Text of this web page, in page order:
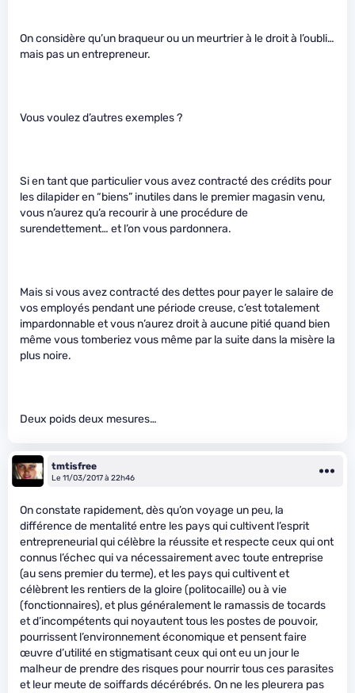
On considère qu’un braqueur ou un meurtrier à le droit à l’oubli…
mais pas un entrepreneur.
Vous voulez d’autres exemples ?
Si en tant que particulier vous avez contracté des crédits pour
les dilapider en “biens” inutiles dans le premier magasin venu,
vous n’aurez qu’a recourir à une procédure de
surendettement… et l’on vous pardonnera.
Mais si vous avez contracté des dettes pour payer le salaire de
vos employés pendant une période creuse, c’est totalement
impardonnable et vous n’aurez droit à aucune pitié quand bien
même vous tomberiez vous même par la suite dans la misère la
plus noire.
Deux poids deux mesures…
tmtisfree
Le 11/03/2017 à 22h46
On constate rapidement, dès qu’on voyage un peu, la
différence de mentalité entre les pays qui cultivent l’esprit
entrepreneurial qui célèbre la réussite et respecte ceux qui ont
connus l’échec qui va nécessairement avec toute entreprise
(au sens premier du terme), et les pays qui cultivent et
célèbrent les rentiers de la gloire (politocaille) ou à vie
(fonctionnaires), et plus généralement le ramassis de tocards
et d’incompétents qui noyautent tous les postes de pouvoir,
pourrissent l’environnement économique et pensent faire
œuvre d’utilité en stigmatisant ceux qui ont eu un jour le
malheur de prendre des risques pour nourrir tous ces parasites
et leur meute de soiffards décérébrés. On ne les pleurera pas